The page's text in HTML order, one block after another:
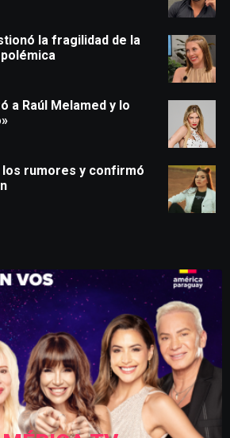
la fragilidad de la
a Raúl Melamed y lo
los rumores y confirmó